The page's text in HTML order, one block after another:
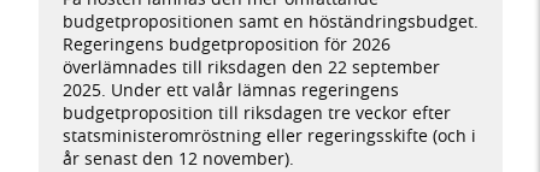
budgetpropositionen samt en höständringsbudget.
Regeringens budgetproposition för 2026
överlämnades till riksdagen den 22 september
2025. Under ett valår lämnas regeringens
budgetproposition till riksdagen tre veckor efter
statsministeromröstning eller regeringsskifte (och i
år senast den 12 november).